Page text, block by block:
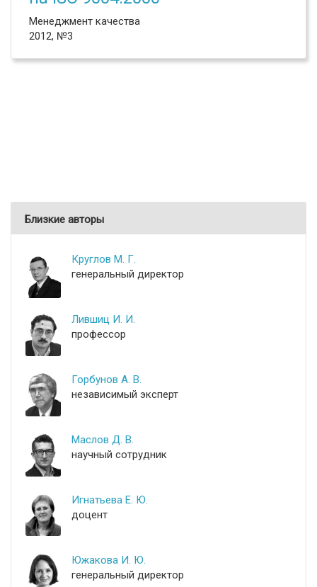
Менеджмент качества
2012, №3
Близкие авторы
Круглов М. Г.
генеральный директор
Лившиц И. И.
профессор
Горбунов А. В.
независимый эксперт
Маслов Д. В.
научный сотрудник
Игнатьева Е. Ю.
доцент
Южакова И. Ю.
генеральный директор